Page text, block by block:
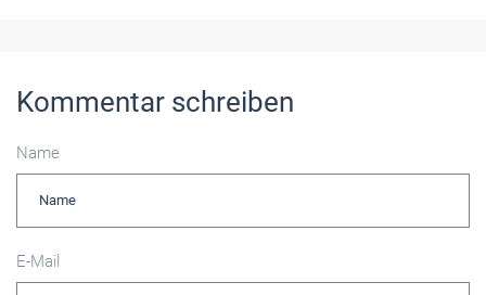
Kommentar schreiben
Name
E-Mail